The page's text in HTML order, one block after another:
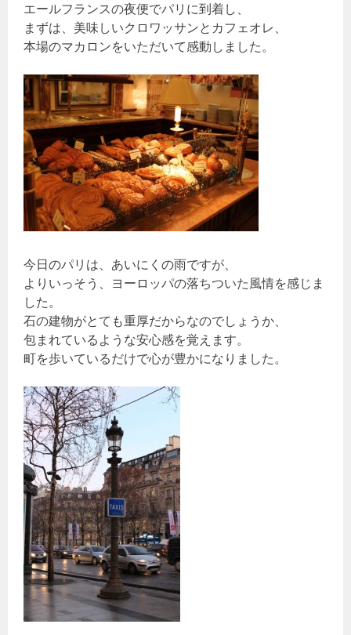
エールフランスの夜便でパリに到着し、
まずは、美味しいクロワッサンとカフェオレ、
本場のマカロンをいただいて感動しました。
今日のパリは、あいにくの雨ですが、
よりいっそう、ヨーロッパの落ちついた風情を感じま
した。
石の建物がとても重厚だからなのでしょうか、
包まれているような安心感を覚えます。
町を歩いているだけで心が豊かになりました。